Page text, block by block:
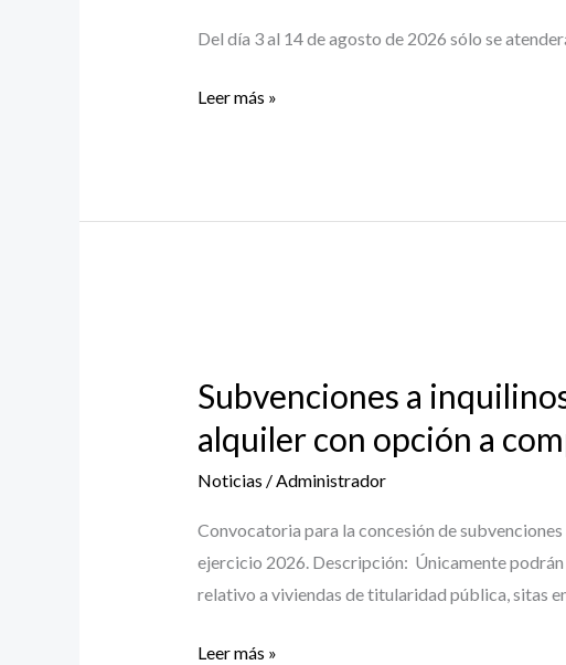
Del día 3 al 14 de agosto de 2026 sólo se
Leer más »
Subvenciones a
alquiler con opción a
Noticias /Administrador
Convocatoria para la concesión de
ejercicio 2026. Descripción: Únicamente
relativo a viviendas de titularidad pública, sitas
inquilinos
viviendas
de
titularidad
pública
en
de
Leer más »